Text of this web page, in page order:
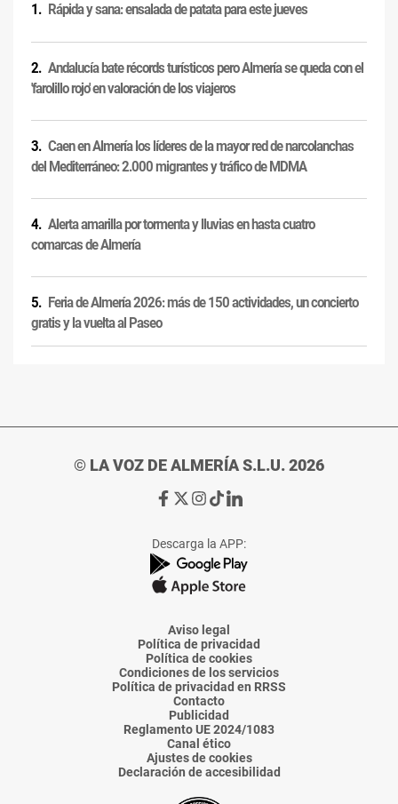
Rápida y sana: ensalada de patata para este jueves
Andalucía bate récords turísticos pero Almería se queda con el
'farolillo rojo' en valoración de los viajeros
Caen en Almería los líderes de la mayor red de narcolanchas
del Mediterráneo: 2.000 migrantes y tráfico de MDMA
Alerta amarilla por tormenta y lluvias en hasta cuatro
comarcas de Almería
Feria de Almería 2026: más de 150 actividades, un concierto
gratis y la vuelta al Paseo
© LA VOZ DE ALMERÍA S.L.U. 2026
Ir
de
La
Voz
Almería
Ir
de
La
Voz
Almería
Ir
de
La
Voz
Almería
Ir
de
La
Voz
Almería
Ir
de
La
Voz
Descarga la APP:
Aviso legal
Política de privacidad
Política de cookies
Condiciones de los servicios
Política de privacidad en RRSS
Contacto
Publicidad
Reglamento UE 2024/1083
Canal ético
Ajustes de cookies
Declaración de accesibilidad